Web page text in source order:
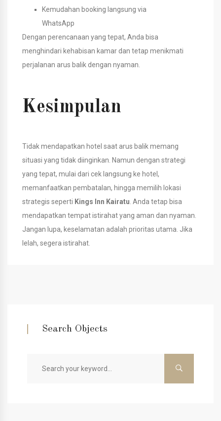
Kemudahan booking langsung via
WhatsApp
Dengan perencanaan yang tepat, Anda bisa
menghindari kehabisan kamar dan tetap menikmati
perjalanan arus balik dengan nyaman.
Kesimpulan
Tidak mendapatkan hotel saat arus balik memang
situasi yang tidak diinginkan. Namun dengan strategi
yang tepat, mulai dari cek langsung ke hotel,
memanfaatkan pembatalan, hingga memilih lokasi
strategis seperti Kings Inn Kairatu Anda tetap bisa
mendapatkan tempat istirahat yang aman dan nyaman.
Jangan lupa, keselamatan adalah prioritas utama. Jika
lelah, segera istirahat.
Search Objects